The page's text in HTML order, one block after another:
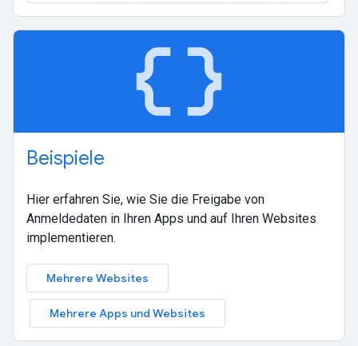
data_object
Beispiele
Hier erfahren Sie, wie Sie die Freigabe von
Anmeldedaten in Ihren Apps und auf Ihren Websites
implementieren.
Mehrere Websites
Mehrere Apps und Websites